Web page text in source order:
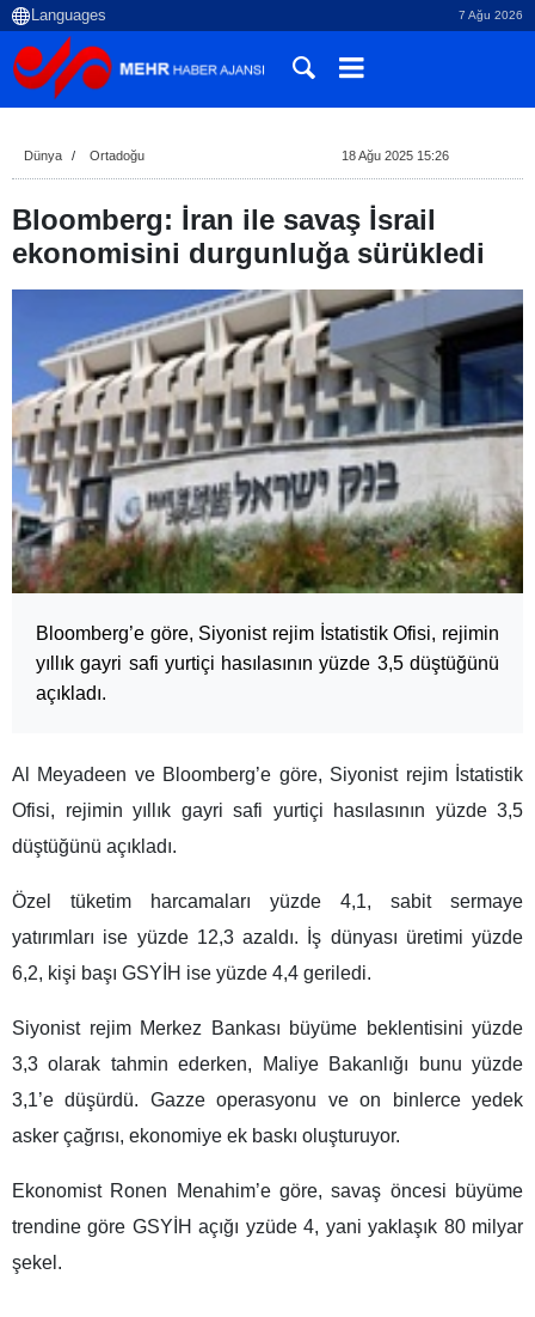
7 Ağu 2026
Dünya Ortadoğu 18 Ağu 2025 15:26
Bloomberg: İran ile savaş İsrail
ekonomisini durgunluğa sürükledi
Bloomberg’e göre, Siyonist rejim İstatistik Ofisi, rejimin
yıllık gayri safi yurtiçi hasılasının yüzde 3,5 düştüğünü
açıkladı.
Al Meyadeen ve Bloomberg’e göre, Siyonist rejim İstatistik
Ofisi, rejimin yıllık gayri safi yurtiçi hasılasının yüzde 3,5
düştüğünü açıkladı.
Özel tüketim harcamaları yüzde 4,1, sabit sermaye
yatırımları ise yüzde 12,3 azaldı. İş dünyası üretimi yüzde
6,2, kişi başı GSYİH ise yüzde 4,4 geriledi.
Siyonist rejim Merkez Bankası büyüme beklentisini yüzde
3,3 olarak tahmin ederken, Maliye Bakanlığı bunu yüzde
3,1’e düşürdü. Gazze operasyonu ve on binlerce yedek
asker çağrısı, ekonomiye ek baskı oluşturuyor.
Ekonomist Ronen Menahim’e göre, savaş öncesi büyüme
trendine göre GSYİH açığı yzüde 4, yani yaklaşık 80 milyar
şekel.